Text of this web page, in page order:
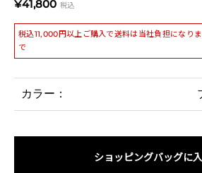
¥41,800 税込
税込11,000円以上ご購入で送料は当社負担になり
で
カラー：
ショッピングバッグに